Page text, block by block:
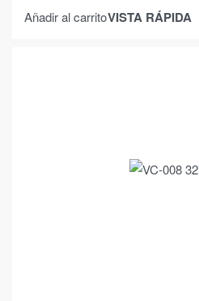
Añadir al carritoVISTA RÁPIDA